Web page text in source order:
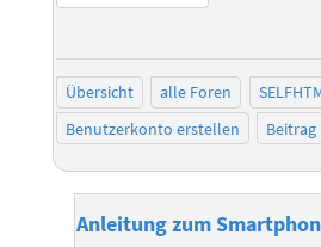
Übersicht alle Foren
Benutzerkonto erstellen
Anleitung zum